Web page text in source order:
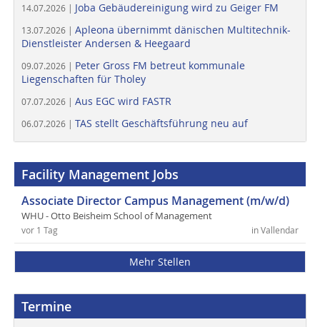
14.07.2026 | Joba Gebäudereinigung wird zu Geiger FM
13.07.2026 | Apleona übernimmt dänischen Multitechnik-
Dienstleister Andersen & Heegaard
09.07.2026 | Peter Gross FM betreut kommunale
Liegenschaften für Tholey
07.07.2026 | Aus EGC wird FASTR
06.07.2026 | TAS stellt Geschäftsführung neu auf
Facility Management Jobs
Associate Director Campus Management (m/w/d)
WHU - Otto Beisheim School of Management
in Vallendar
vor 1 Tag
Mehr Stellen
Termine